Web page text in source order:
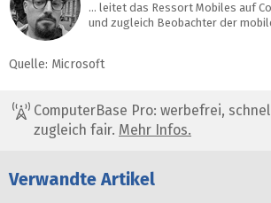
… leitet das Ressort Mobiles auf
und zugleich Beobachter der
Quelle: Microsoft
ComputerBase Pro: werbefrei,
zugleich fair. Mehr Infos.
Verwandte Artikel